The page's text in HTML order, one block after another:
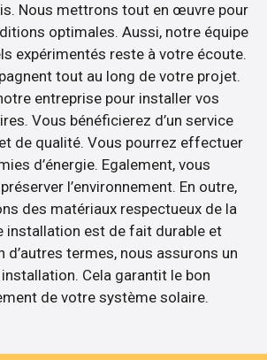
Nous mettrons tout en œuvre pour
optimales. Aussi, notre équipe
expérimentés reste à votre écoute.
tout au long de votre projet.
entreprise pour installer vos
Vous bénéficierez d’un service
de qualité. Vous pourrez effectuer
d’énergie. Egalement, vous
l’environnement. En outre,
des matériaux respectueux de la
installation est de fait durable et
d’autres termes, nous assurons un
Cela garantit le bon
de votre système solaire.